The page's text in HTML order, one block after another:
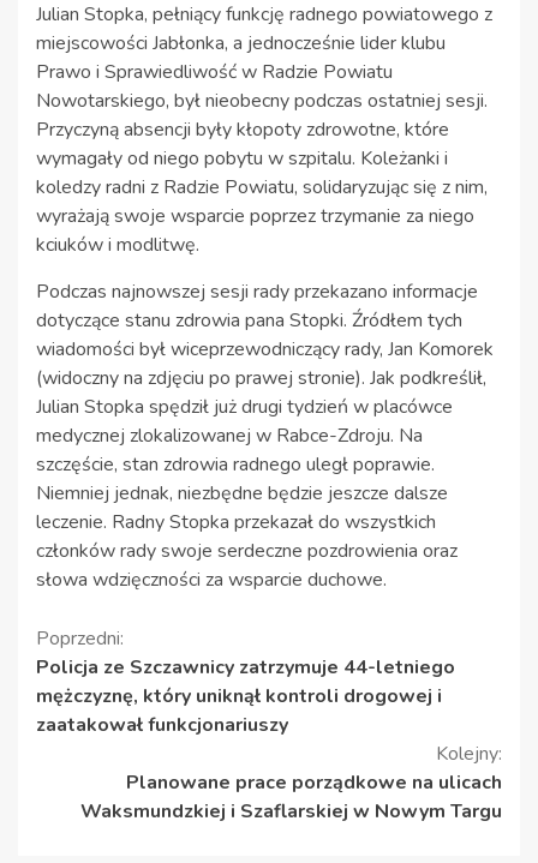
Julian Stopka, pełniący funkcję radnego powiatowego z
miejscowości Jabłonka, a jednocześnie lider klubu
Prawo i Sprawiedliwość w Radzie Powiatu
Nowotarskiego, był nieobecny podczas ostatniej sesji.
Przyczyną absencji były kłopoty zdrowotne, które
wymagały od niego pobytu w szpitalu. Koleżanki i
koledzy radni z Radzie Powiatu, solidaryzując się z nim,
wyrażają swoje wsparcie poprzez trzymanie za niego
kciuków i modlitwę.
Podczas najnowszej sesji rady przekazano informacje
dotyczące stanu zdrowia pana Stopki. Źródłem tych
wiadomości był wiceprzewodniczący rady, Jan Komorek
(widoczny na zdjęciu po prawej stronie). Jak podkreślił,
Julian Stopka spędził już drugi tydzień w placówce
medycznej zlokalizowanej w Rabce-Zdroju. Na
szczęście, stan zdrowia radnego uległ poprawie.
Niemniej jednak, niezbędne będzie jeszcze dalsze
leczenie. Radny Stopka przekazał do wszystkich
członków rady swoje serdeczne pozdrowienia oraz
słowa wdzięczności za wsparcie duchowe.
Kontynuuj
czytanie
Poprzedni:
Policja ze Szczawnicy zatrzymuje 44-letniego
mężczyznę, który uniknął kontroli drogowej i
zaatakował funkcjonariuszy
Kolejny:
Planowane prace porządkowe na ulicach
Waksmundzkiej i Szaflarskiej w Nowym Targu